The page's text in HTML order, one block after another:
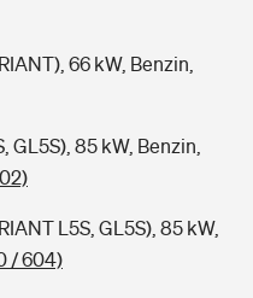
66 kW, Benzin,
GL5S), 85 kW, Benzin,
L5S, GL5S), 85 kW,
/ 604)